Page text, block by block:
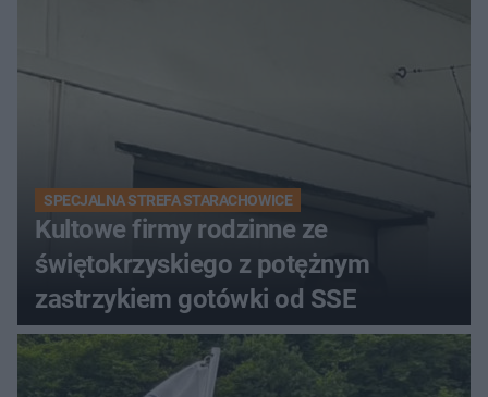
SPECJALNA STREFA STARACHOWICE
Kultowe firmy rodzinne ze
świętokrzyskiego z potężnym
zastrzykiem gotówki od SSE